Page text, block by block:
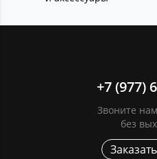
+7 (977)
Звоните
без